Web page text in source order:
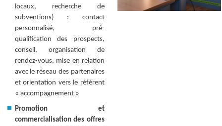
locaux, recherche de
subventions) : contact
personnalisé, pré-
qualification des prospects,
conseil, organisation de
rendez-vous, mise en relation
avec le réseau des partenaires
et orientation vers le référent
« accompagnement »
Promotion et
commercialisation des offres